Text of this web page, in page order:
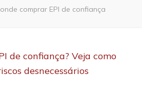
onde comprar EPI de confiança